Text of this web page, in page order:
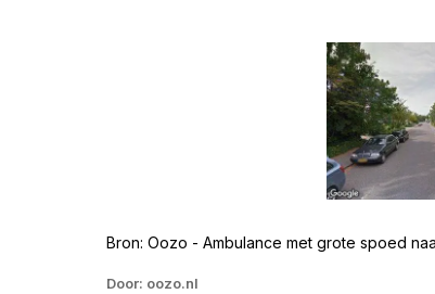
Bron: Oozo - Ambulance met grote spoed
Door: oozo.nl